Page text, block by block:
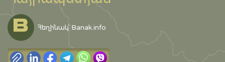
Հեղինակ՝ Banak.info